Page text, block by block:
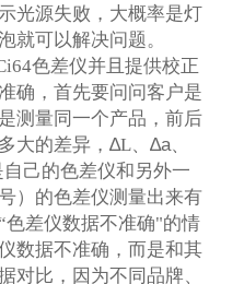
光源失败，大概率是灯
就可以解决问题。
色差仪并且提供校正
确，首先要问问客户是
测量同一个产品，前后
大的差异，∆L、∆a、
自己的色差仪和另外一
）的色差仪测量出来有
色差仪数据不准确"的情
数据不准确，而是和其
对比，因为不同品牌、